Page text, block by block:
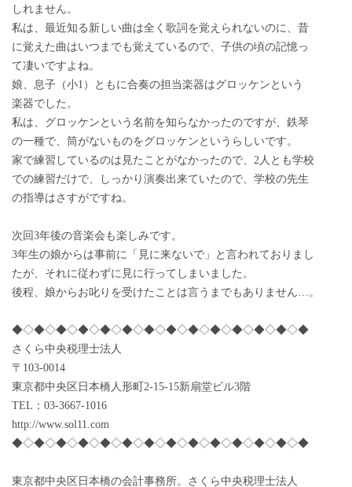
しれません。
私は、最近知る新しい曲は全く歌詞を覚えられないのに、昔
に覚えた曲はいつまでも覚えているので、子供の頃の記憶っ
て凄いですよね。
娘、息子（小1）ともに合奏の担当楽器はグロッケンという
楽器でした。
私は、グロッケンという名前を知らなかったのですが、鉄琴
の一種で、筒がないものをグロッケンというらしいです。
家で練習しているのは見たことがなかったので、2人とも学校
での練習だけで、しっかり演奏出来ていたので、学校の先生
の指導はさすがですね。
次回3年後の音楽会も楽しみです。
3年生の娘からは事前に「見に来ないで」と言われておりまし
たが、それに従わずに見に行ってしまいました。
後程、娘からお叱りを受けたことは言うまでもありません…。
◆◇◆◇◆◇◆◇◆◇◆◇◆◇◆◇◆◇◆◇◆◇◆◇◆◇◆
さくら中央税理士法人
〒103-0014
東京都中央区日本橋人形町2-15-15新扇堂ビル3階
TEL：03-3667-1016
http://www.sol11.com
◆◇◆◇◆◇◆◇◆◇◆◇◆◇◆◇◆◇◆◇◆◇◆◇◆◇◆
東京都中央区日本橋の会計事務所。さくら中央税理士法人